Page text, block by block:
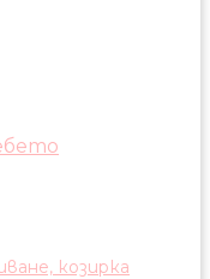
козирка